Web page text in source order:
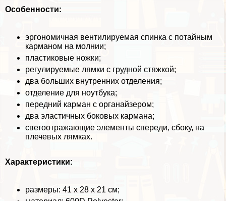
Особенности:
эргономичная вентилируемая спинка с потайным
карманом на молнии;
пластиковые ножки;
регулируемые лямки с грудной стяжкой;
два больших внутренних отделения;
отделение для ноутбука;
передний карман с органайзером;
два эластичных боковых кармана;
светоотражающие элементы спереди, сбоку, на
плечевых лямках.
Хаpaктеристики:
размеры: 41 х 28 х 21 см;